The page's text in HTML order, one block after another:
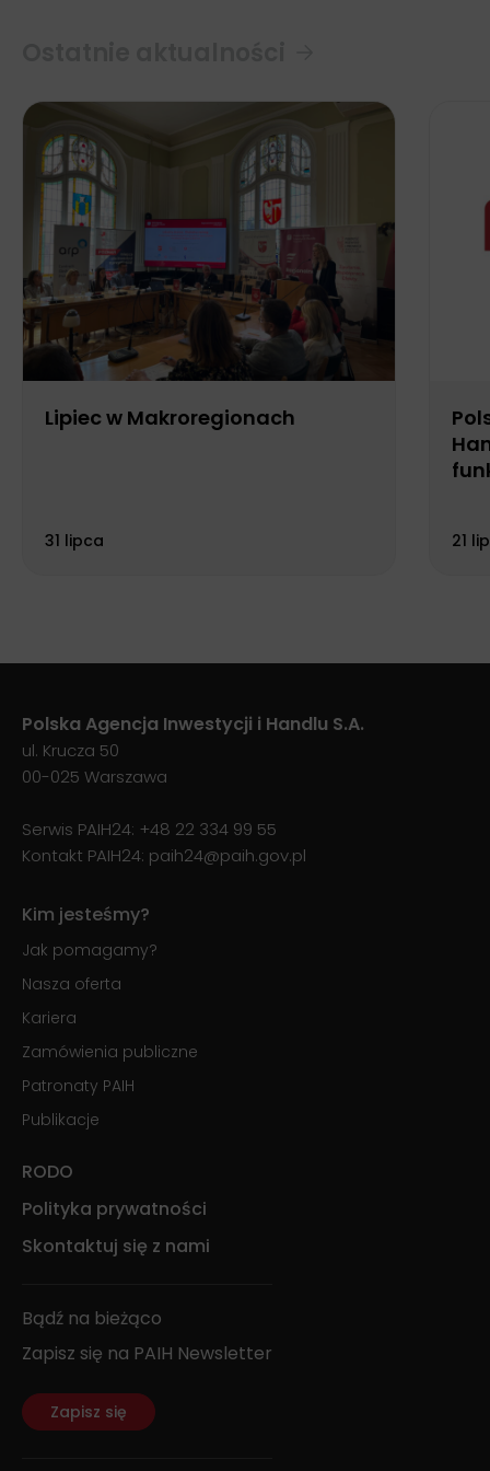
Lipiec w Makroregionach
31 lipca 21
Polska Agencja Inwestycji i Handlu S.A.
ul. Krucza 50
00-025 Warszawa
Serwis PAIH24: +48 22 334 99 55
Kontakt PAIH24: paih24@paih.gov.pl
Kim jesteśmy?
Jak pomagamy?
Nasza oferta
Kariera
Zamówienia publiczne
Patronaty PAIH
Publikacje
RODO
Polityka prywatności
Skontaktuj się z nami
Bądź na bieżąco
Zapisz się na PAIH Newsletter
Zapisz się